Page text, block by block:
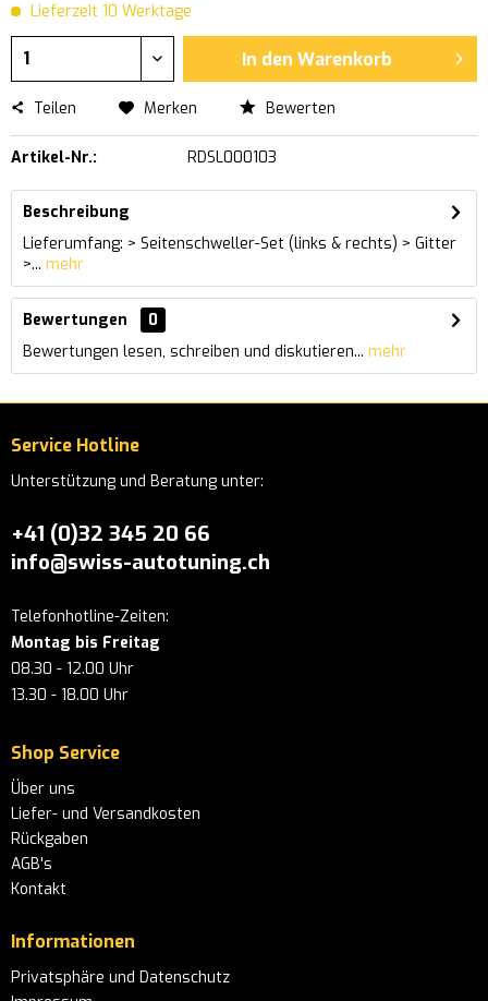
Lieferzeit 10 Werktage
In den Warenkorb
Teilen Merken Bewerten
Artikel-Nr.: RDSL000103
Beschreibung
Lieferumfang: > Seitenschweller-Set (links & rechts) > Gitter
>... mehr
Bewertungen
0
Bewertungen lesen, schreiben und diskutieren... mehr
Service Hotline
Unterstützung und Beratung unter:
+41 (0)32 345 20 66
info@swiss-autotuning.ch
Telefonhotline-Zeiten:
Montag bis Freitag
08.30 - 12.00 Uhr
13.30 - 18.00 Uhr
Shop Service
Über uns
Liefer- und Versandkosten
Rückgaben
AGB's
Kontakt
Informationen
Privatsphäre und Datenschutz